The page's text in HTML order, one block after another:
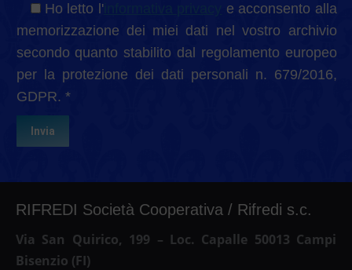
Ho letto l'informativa privacy
e acconsento alla
memorizzazione dei miei dati nel vostro archivio
secondo quanto stabilito dal regolamento europeo
per la protezione dei dati personali n. 679/2016,
GDPR. *
RIFREDI Società Cooperativa / Rifredi s.c.
Via San Quirico, 199 – Loc. Capalle 50013 Campi
Bisenzio (FI)